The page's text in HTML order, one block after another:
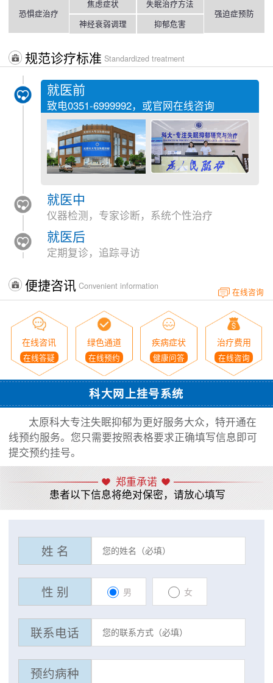
恐惧症治疗
焦虑症状
神经衰弱调理
失眠治疗方法
抑郁危害
强迫症预防
规范诊疗标准 Standardized treatment
就医前
致电0351-6999992，或官网在线咨询
就医中
仪器检测，专家诊断，系统个性治疗
就医后
定期复诊，追踪寻访
便捷咨讯 Convenient information
在线咨询
在线咨讯
在线答疑
绿色通道
在线预约
疾病症状
健康问答
治疗费用
在线咨询
科大网上挂号系统
太原科大专注失眠抑郁为更好服务大众，特开通在
线预约服务。您只需要按照表格要求正确填写信息即可
提交预约挂号。
郑重承诺
患者以下信息将绝对保密，请放心填写
姓 名
性 别 男 女
联系电话
预约病种